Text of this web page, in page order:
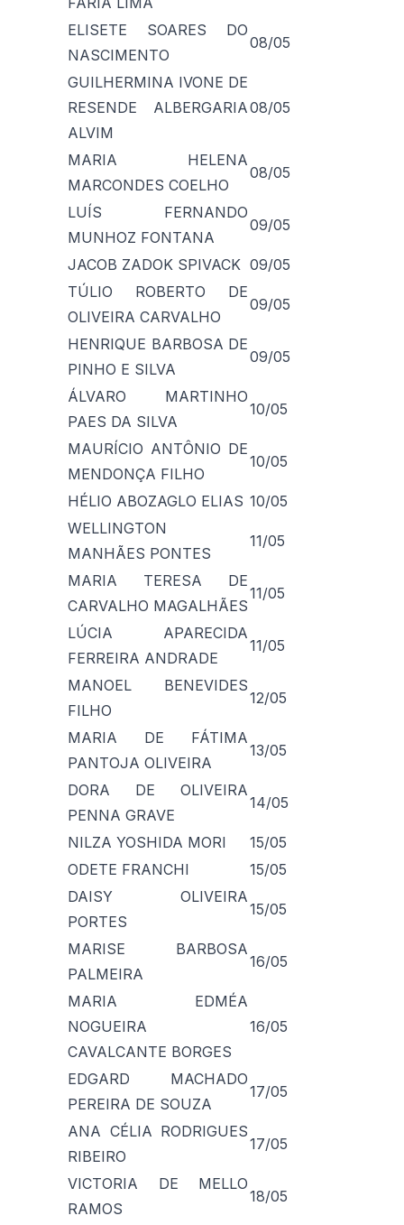
ELISETE SOARES DO
NASCIMENTO
08/05
GUILHERMINA IVONE DE
RESENDE ALBERGARIA
ALVIM
08/05
MARIA HELENA
MARCONDES COELHO
08/05
LUÍS FERNANDO
MUNHOZ FONTANA
09/05
JACOB ZADOK SPIVACK 09/05
TÚLIO ROBERTO DE
OLIVEIRA CARVALHO
09/05
HENRIQUE BARBOSA DE
PINHO E SILVA
09/05
ÁLVARO MARTINHO
PAES DA SILVA
10/05
MAURÍCIO ANTÔNIO DE
MENDONÇA FILHO
10/05
HÉLIO ABOZAGLO ELIAS 10/05
WELLINGTON
MANHÃES PONTES
11/05
MARIA TERESA DE
CARVALHO MAGALHÃES
11/05
LÚCIA APARECIDA
FERREIRA ANDRADE
11/05
MANOEL BENEVIDES
FILHO
12/05
MARIA DE FÁTIMA
PANTOJA OLIVEIRA
13/05
DORA DE OLIVEIRA
PENNA GRAVE
14/05
NILZA YOSHIDA MORI
15/05
ODETE FRANCHI
15/05
DAISY OLIVEIRA
PORTES
15/05
MARISE BARBOSA
PALMEIRA
16/05
MARIA EDMÉA
NOGUEIRA
CAVALCANTE BORGES
16/05
EDGARD MACHADO
PEREIRA DE SOUZA
17/05
ANA CÉLIA RODRIGUES
RIBEIRO
17/05
VICTORIA DE MELLO
RAMOS
18/05